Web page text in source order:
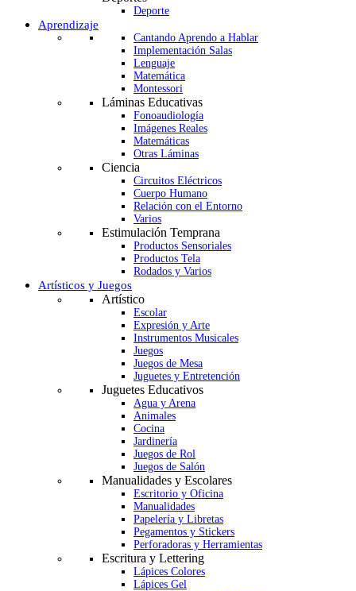
Deporte
Aprendizaje
Cantando Aprendo a Hablar
Implementación Salas
Lenguaje
Matemática
Montessori
Láminas Educativas
Fonoaudiología
Imágenes Reales
Matemáticas
Otras Láminas
Ciencia
Circuitos Eléctricos
Cuerpo Humano
Relación con el Entorno
Varios
Estimulación Temprana
Productos Sensoriales
Productos Tela
Rodados y Varios
Artísticos y Juegos
Artístico
Escolar
Expresión y Arte
Instrumentos Musicales
Juegos
Juegos de Mesa
Juguetes y Entretención
Juguetes Educativos
Agua y Arena
Animales
Cocina
Jardinería
Juegos de Rol
Juegos de Salón
Manualidades y Escolares
Escritorio y Oficina
Manualidades
Papelería y Libretas
Pegamentos y Stickers
Perforadoras y Herramientas
Escritura y Lettering
Lápices Colores
Lápices Gel